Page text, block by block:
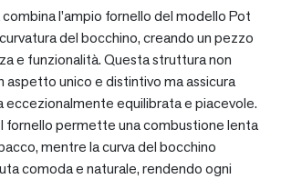
l’ampio fornello del modello Pot
del bocchino, creando un pezzo
e funzionalità. Questa struttura non
aspetto unico e distintivo ma assicura
eccezionalmente equilibrata e piacevole.
fornello permette una combustione lenta
mentre la curva del bocchino
comoda e naturale, rendendo ogni